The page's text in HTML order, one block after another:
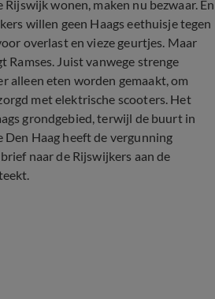
wonen, maken nu bezwaar. En
willen geen Haags eethuisje tegen
overlast en vieze geurtjes. Maar
Ramses. Juist vanwege strenge
alleen eten worden gemaakt, om
met elektrische scooters. Het
grondgebied, terwijl de buurt in
Den Haag heeft de vergunning
naar de Rijswijkers aan de